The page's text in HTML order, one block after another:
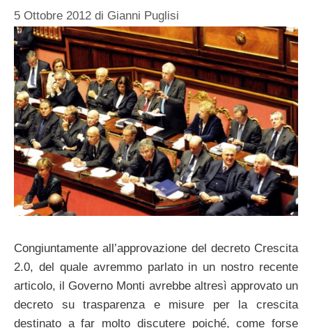
5 Ottobre 2012 di Gianni Puglisi
Congiuntamente all’approvazione del decreto Crescita
2.0, del quale avremmo parlato in un nostro recente
articolo, il Governo Monti avrebbe altresì approvato un
decreto su trasparenza e misure per la crescita
destinato a far molto discutere poiché, come forse